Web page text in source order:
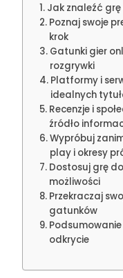
Jak znaleźć
Poznaj swoje
krok
Gatunki gier
rozgrywki
Platformy i
idealnych
Recenzje i
źródło
Wypróbuj
play i okresy
Dostosuj grę
możliwości
Przekraczaj
gatunków
odkrycie